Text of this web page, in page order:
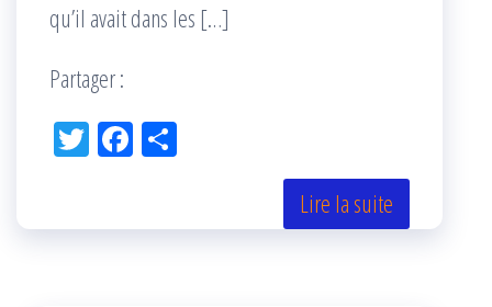
qu’il avait dans les […]
Partager :
Tw Fac
k r
Lire la suite